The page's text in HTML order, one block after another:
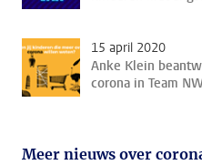
15 april 2020
Anke Klein
corona in Team
Meer nieuws over